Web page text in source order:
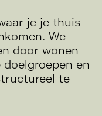
je je thuis
We
door wonen
en
te